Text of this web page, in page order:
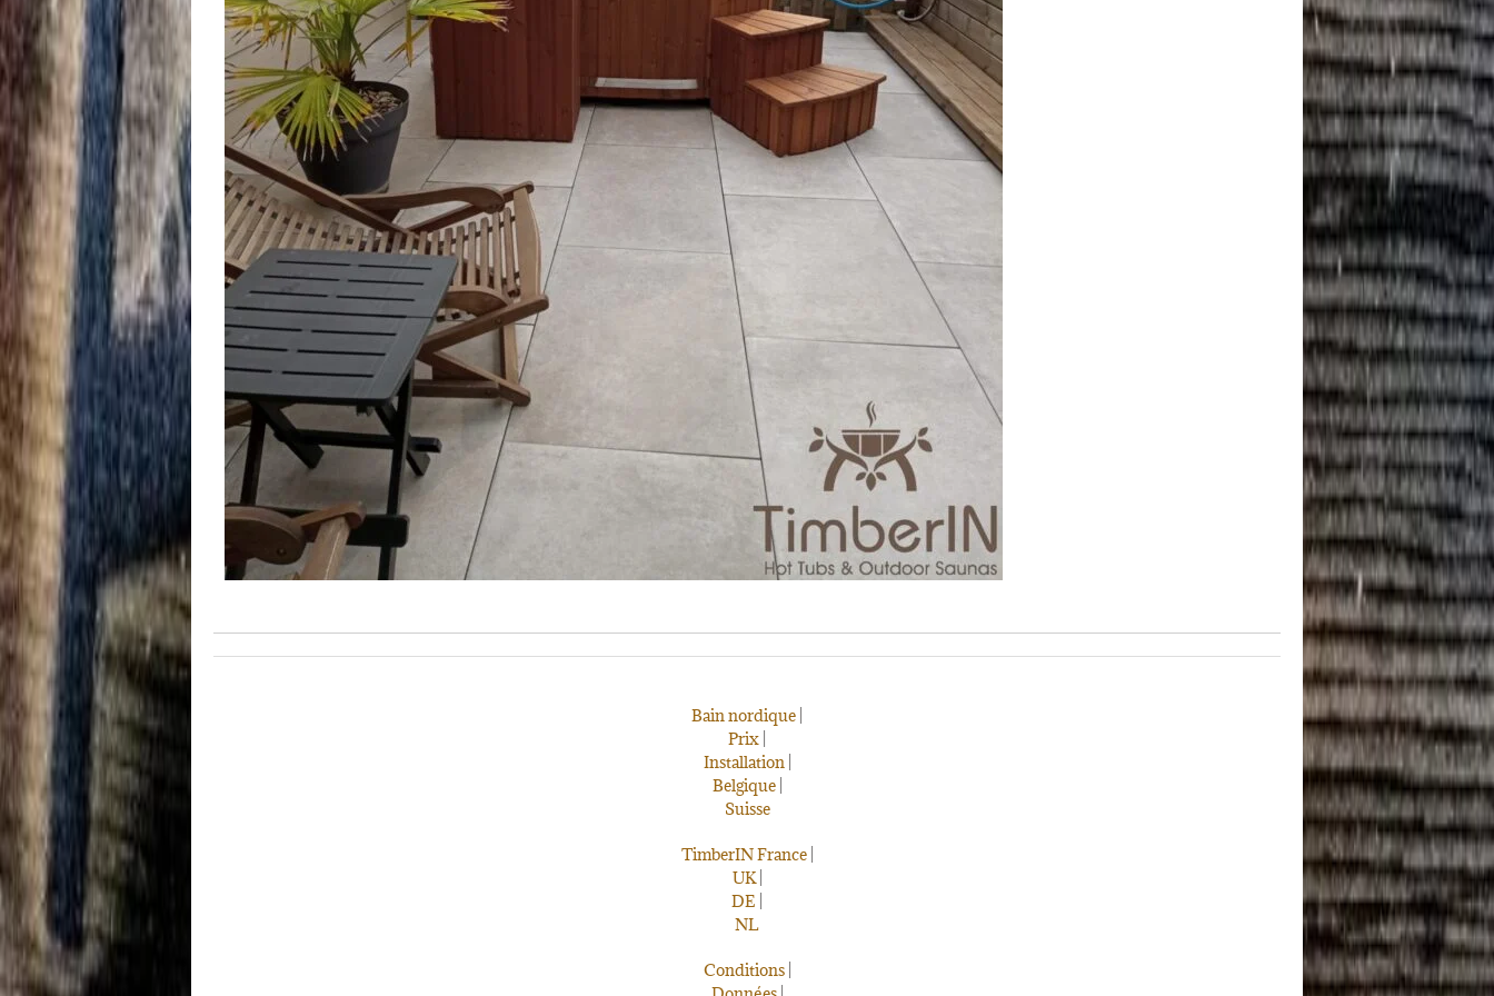
Bain nordique
Prix
Installation
Belgique|
Suisse
TimberIN France|
UK|
DE
NL
Conditions|